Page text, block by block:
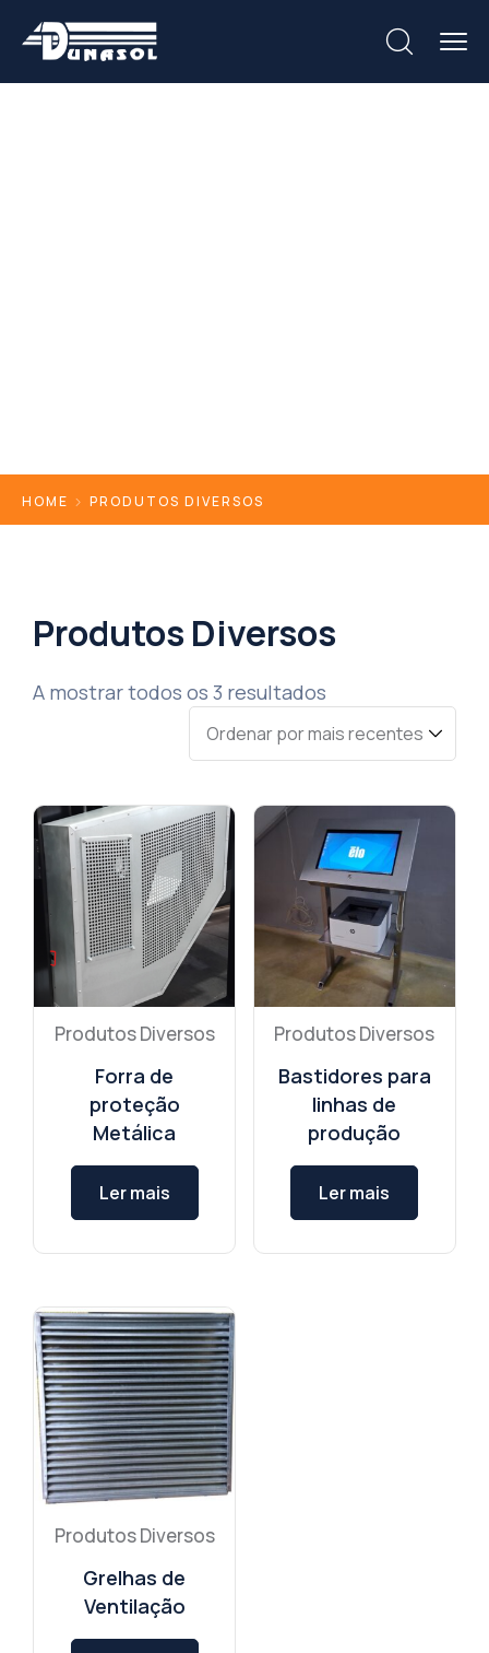
HOME PRODUTOS DIVERSOS
Produtos Diversos
A mostrar todos os 3 resultados
Produtos Diversos
Forra de
proteção
Metálica
Ler mais
Produtos Diversos
Bastidores para
linhas de
produção
Ler mais
Produtos Diversos
Grelhas de
Ventilação